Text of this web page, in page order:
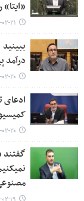
۱۴۰۵-
درآمد
۱۴۰۵-
ادعای
کمیسیون
۱۴۰۵-
گفتند